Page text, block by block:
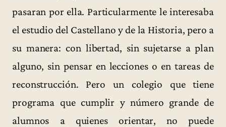
pasaran por ella. Particularmente le interesaba
el estudio del Castellano y de la Historia, pero a
su manera: con libertad, sin sujetarse a plan
alguno, sin pensar en lecciones o en tareas de
reconstrucción. Pero un colegio que tiene
programa que cumplir y número grande de
alumnos a quienes orientar, no puede